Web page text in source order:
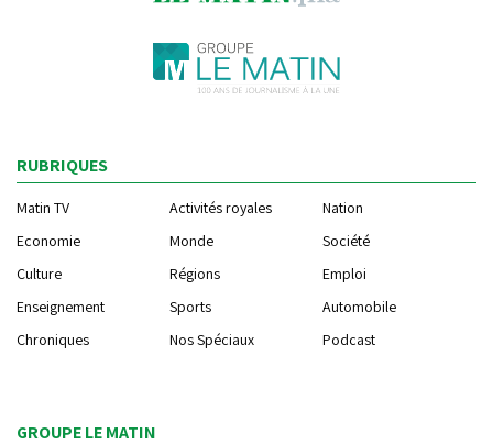
RUBRIQUES
Matin TV Activités royales
Nation
Economie
Monde
Société
Culture
Régions
Emploi
Enseignement
Sports
Automobile
Chroniques
Nos Spéciaux Podcast
GROUPE LE MATIN